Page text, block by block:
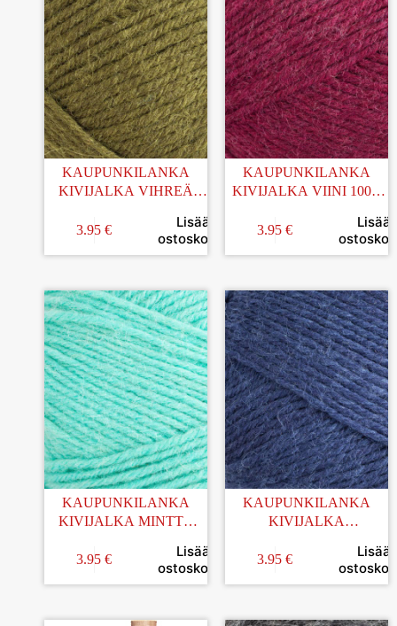
KAUPUNKILANKA
KIVIJALKA VIHREÄ
3.95 €
Lisää
ostoskoriin
KAUPUNKILANKA
KIVIJALKA VIINI 100G
3.95 €
Lisää
KAUPUNKILANKA
KIVIJALKA MINTTU
3.95 €
Lisää
ostoskoriin
KAUPUNKILANKA
KIVIJALKA
3.95 €
Lisää